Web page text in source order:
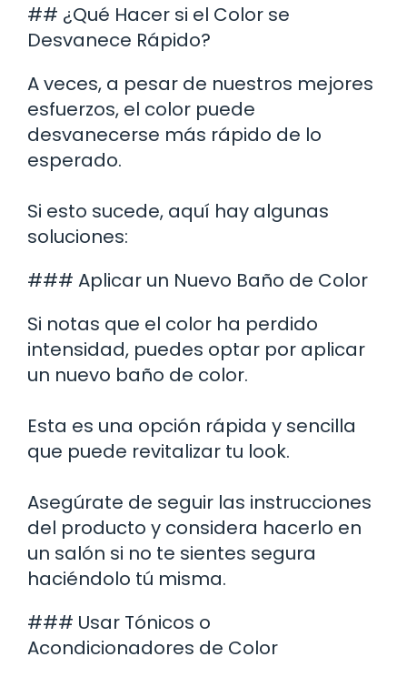
## ¿Qué Hacer si el Color se
Desvanece Rápido?
A veces, a pesar de nuestros mejores
esfuerzos, el color puede
desvanecerse más rápido de lo
esperado.
Si esto sucede, aquí hay algunas
soluciones:
### Aplicar un Nuevo Baño de Color
Si notas que el color ha perdido
intensidad, puedes optar por aplicar
un nuevo baño de color.
Esta es una opción rápida y sencilla
que puede revitalizar tu look.
Asegúrate de seguir las instrucciones
del producto y considera hacerlo en
un salón si no te sientes segura
haciéndolo tú misma.
### Usar Tónicos o
Acondicionadores de Color